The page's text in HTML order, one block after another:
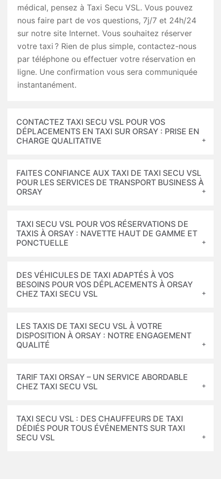
médical, pensez à Taxi Secu VSL. Vous pouvez
nous faire part de vos questions, 7j/7 et 24h/24
sur notre site Internet. Vous souhaitez réserver
votre taxi ? Rien de plus simple, contactez-nous
par téléphone ou effectuer votre réservation en
ligne. Une confirmation vous sera communiquée
instantanément.
CONTACTEZ TAXI SECU VSL POUR VOS
DÉPLACEMENTS EN TAXI SUR ORSAY : PRISE EN
CHARGE QUALITATIVE
FAITES CONFIANCE AUX TAXI DE TAXI SECU VSL
POUR LES SERVICES DE TRANSPORT BUSINESS À
ORSAY
TAXI SECU VSL POUR VOS RÉSERVATIONS DE
TAXIS À ORSAY : NAVETTE HAUT DE GAMME ET
PONCTUELLE
DES VÉHICULES DE TAXI ADAPTÉS À VOS
BESOINS POUR VOS DÉPLACEMENTS À ORSAY
CHEZ TAXI SECU VSL
LES TAXIS DE TAXI SECU VSL À VOTRE
DISPOSITION À ORSAY : NOTRE ENGAGEMENT
QUALITÉ
TARIF TAXI ORSAY – UN SERVICE ABORDABLE
CHEZ TAXI SECU VSL
TAXI SECU VSL : DES CHAUFFEURS DE TAXI
DÉDIÉS POUR TOUS ÉVÉNEMENTS SUR TAXI
SECU VSL